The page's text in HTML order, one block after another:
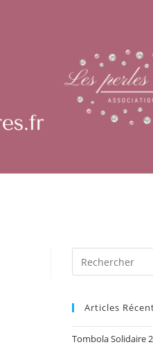
Articles
Tombola Solidaire